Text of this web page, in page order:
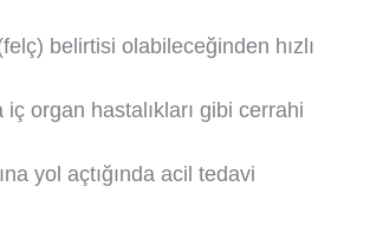
belirtisi olabileceğinden hızlı
iç organ hastalıkları gibi cerrahi
yol açtığında acil tedavi